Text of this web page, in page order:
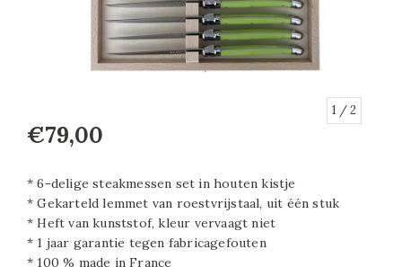
1 / 2
€79,00
* 6-delige steakmessen set in houten kistje
* Gekarteld lemmet van roestvrijstaal, uit één stuk
* Heft van kunststof, kleur vervaagt niet
* 1 jaar garantie tegen fabricagefouten
* 100 % made in France